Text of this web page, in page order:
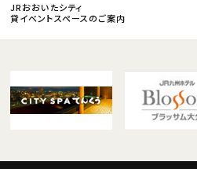
JRおおいたシティ
貸イベントスペースのご案内